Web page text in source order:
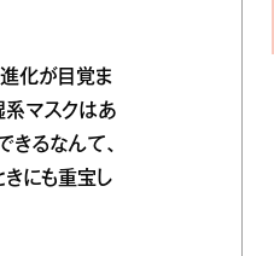
化が目覚ま
系マスクはあ
きるなんて、
にも重宝し